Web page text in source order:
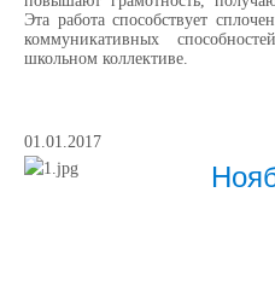
Эта работа способствует
коммуникативных
школьном коллективе.
01.01.2017